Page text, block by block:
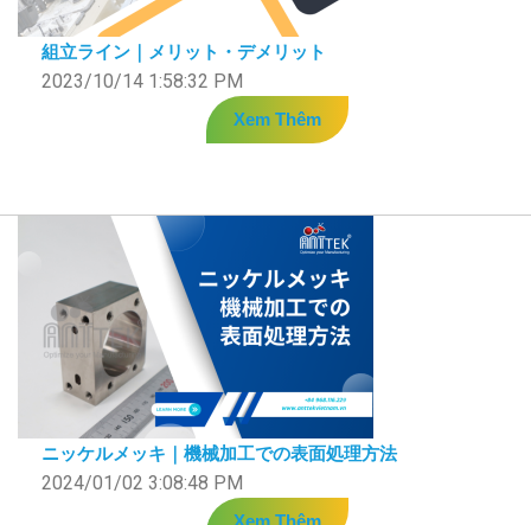
組立ライン｜メリット・デメリット
2023/10/14 1:58:32 PM
Xem Thêm
ニッケルメッキ｜機械加工での表面処理方法
2024/01/02 3:08:48 PM
Xem Thêm